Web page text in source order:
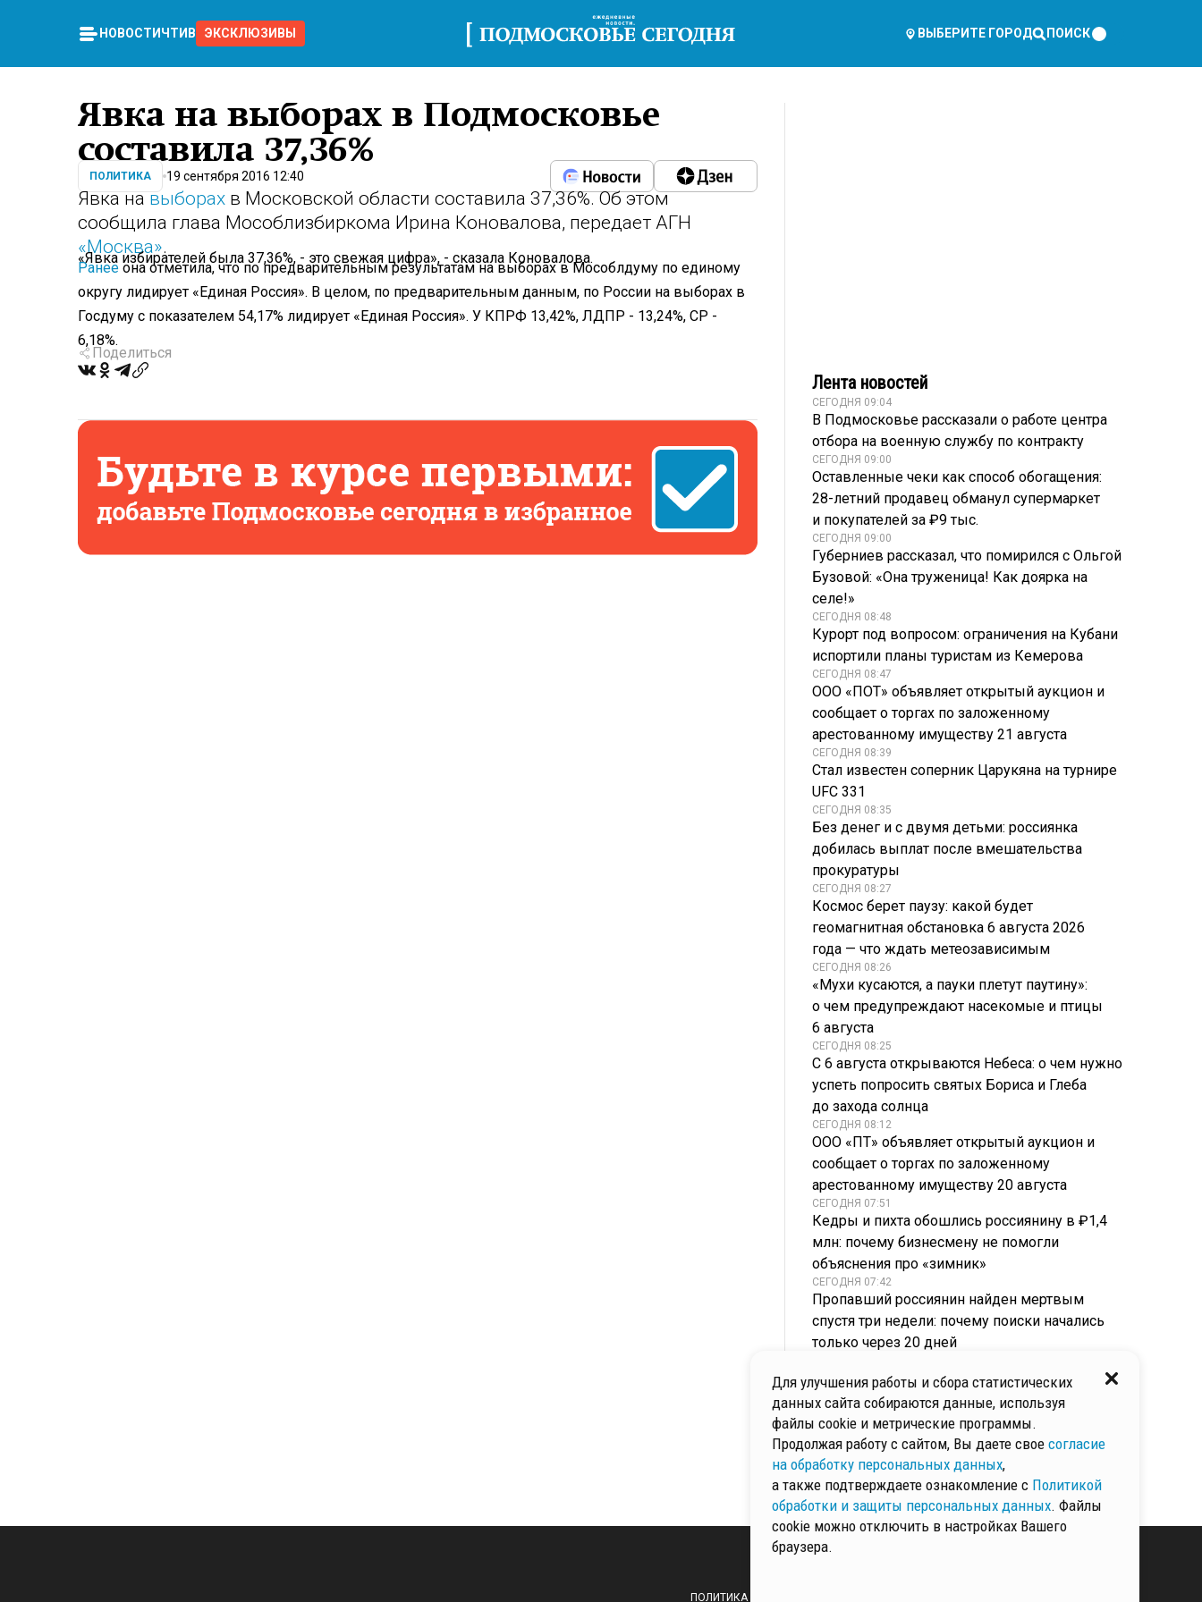
НОВОСТИ ЧТИВО ЭКСКЛЮЗИВЫ ВЫБЕРИТЕ ГОРОД ПОИСК
Явка на выборах в Подмосковье
составила 37,36%
ПОЛИТИКА 19 сентября 2016 12:40
Явка навыборах в Московской области составила 37,36%. Об этом
сообщила глава Мособлизбиркома Ирина Коновалова, передает АГН
«Москва».
«Явка избирателей была 37,36%, - это свежая цифра», - сказала Коновалова.
Ранее она отметила, что по предварительным результатам на выборах в Мособлдуму по единому
округу лидирует «Единая Россия». В целом, по предварительным данным, по России на выборах в
Госдуму с показателем 54,17% лидирует «Единая Россия». У КПРФ 13,42%, ЛДПР - 13,24%, СР -
6,18%.
Поделиться
Лента новостей
СЕГОДНЯ 09:04
В Подмосковье рассказали о работе центра
отбора на военную службу по контракту
СЕГОДНЯ 09:00
Оставленные чеки как способ обогащения:
28-летний продавец обманул супермаркет
и покупателей за ₽9 тыс.
СЕГОДНЯ 09:00
Губерниев рассказал, что помирился с Ольгой
Бузовой: «Она труженица! Как доярка на
селе!»
СЕГОДНЯ 08:48
Курорт под вопросом: ограничения на Кубани
испортили планы туристам из Кемерова
СЕГОДНЯ 08:47
ООО «ПОТ» объявляет открытый аукцион и
сообщает о торгах по заложенному
арестованному имуществу 21 августа
СЕГОДНЯ 08:39
Стал известен соперник Царукяна на турнире
UFC 331
СЕГОДНЯ 08:35
Без денег и с двумя детьми: россиянка
добилась выплат после вмешательства
прокуратуры
СЕГОДНЯ 08:27
Космос берет паузу: какой будет
геомагнитная обстановка 6 августа 2026
года — что ждать метеозависимым
СЕГОДНЯ 08:26
«Мухи кусаются, а пауки плетут паутину»:
о чем предупреждают насекомые и птицы
6 августа
СЕГОДНЯ 08:25
С 6 августа открываются Небеса: о чем нужно
успеть попросить святых Бориса и Глеба
до захода солнца
СЕГОДНЯ 08:12
ООО «ПТ» объявляет открытый аукцион и
сообщает о торгах по заложенному
арестованному имуществу 20 августа
СЕГОДНЯ 07:51
Кедры и пихта обошлись россиянину в ₽1,4
млн: почему бизнесмену не помогли
объяснения про «зимник»
СЕГОДНЯ 07:42
Пропавший россиянин найден мертвым
спустя три недели: почему поиски начались
только через 20 дней
Пьяный пенсионер устроил дебош на пляже:
приставал к людям, лез в драку и попал в
руки Росгвардии
СЕГОДНЯ 07:21
Роспотребнадзор представил проект новых
санитарных норм для дворов
ПОЛИТИКА ОБРАБОТКИ И ЗАЩИТЫ
Для улучшения работы и сбора статистических
данных сайта собираются данные, используя
файлы cookie и метрические программы.
Продолжая работу с сайтом, Вы даете свое согласие
на обработку персональных данных,
а также подтверждаете ознакомление с Политикой
обработки и защиты персональных данных. Файлы
cookie можно отключить в настройках Вашего
браузера.